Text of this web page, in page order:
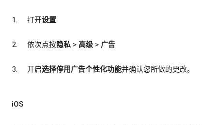
打开设置
依次点按隐私 > 高级 > 广告
开启选择停用广告个性化功能并确认您所做的更改。
iOS